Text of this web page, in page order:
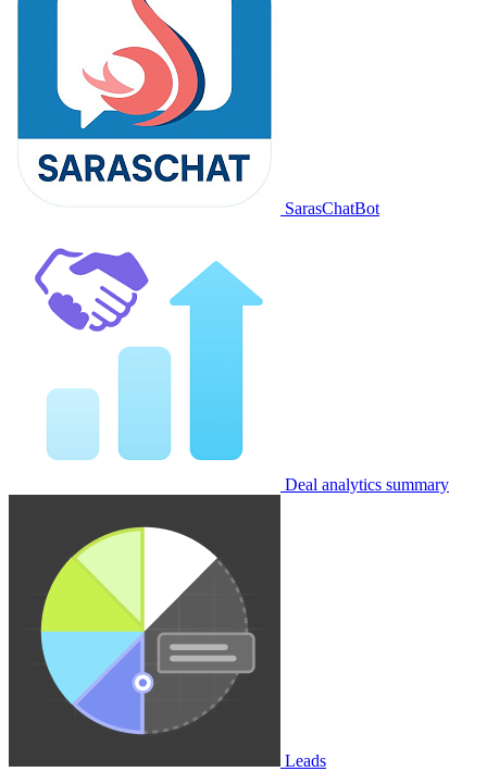
SarasChatBot
Deal analytics summary
Leads